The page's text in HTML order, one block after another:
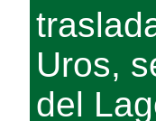
Uros,
del